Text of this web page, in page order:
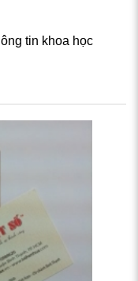
tin khoa học